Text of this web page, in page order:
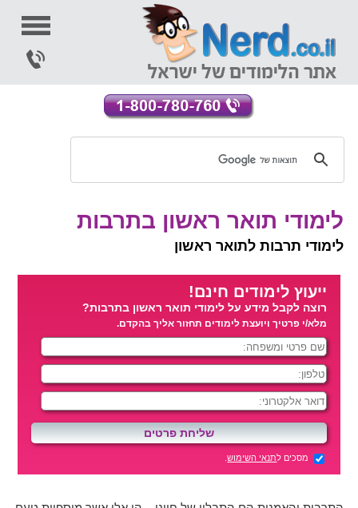
לימודי תואר ראשון בתרבות
לימודי תרבות לתואר ראשון
ייעוץ לימודים חינם!
רוצה לקבל מידע על לימודי תואר ראשון בתרבות?
מלא/י פרטיך ויועצת לימודים תחזור אליך בהקדם.
מסכים לתנאי השימוש.